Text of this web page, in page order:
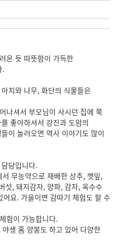
온 듯 따뜻함이 가득한
.
치와 나무, 화단의 식물들은
나셔서 부모님이 사시던 집에 쭉
좋아하셔서 강진과 도암의
이 놀러오면 역사 이야기도 많이
당입니다.
무농약으로 재배한 상추, 깻잎,
섯, 돼지감자, 양파, 감자, 옥수수
요. 가을이면 감따기 체험도 할 수
험이 가능합니다.
생 홈 양봉도 하고 있어 다양한